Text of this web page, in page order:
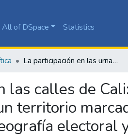
All of DSpace Statistics
La participación en las urnas y en las calles de Cali: Factores que inciden sobre el comportamiento electoral en un territorio marcado por una coyuntura nacional. Una mirada desde la geografía electoral y la econometría espacial
las calles de
territorio
electoral